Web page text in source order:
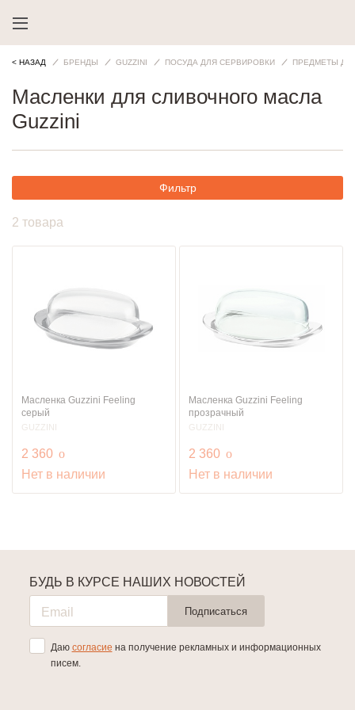
< НАЗАД БРЕНДЫ GUZZINI ПОСУДА ДЛЯ СЕРВИРОВКИ ПРЕДМЕТЫ
Масленки для сливочного масла
Guzzini
Фильтр
2 товара
Масленка Guzzini Feeling
серый
GUZZINI
2 360 руб.
o
Нет в наличии
Масленка Guzzini Feeling
прозрачный
GUZZINI
2 360 руб.
o
Нет в наличии
БУДЬ В КУРСЕ НАШИХ НОВОСТЕЙ
Подписаться
Даю согласие на получение рекламных и информационных
писем.